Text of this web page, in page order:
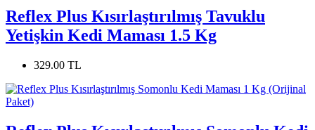
Reflex Plus Kısırlaştırılmış Tavuklu
Yetişkin Kedi Maması 1.5 Kg
329.00 TL